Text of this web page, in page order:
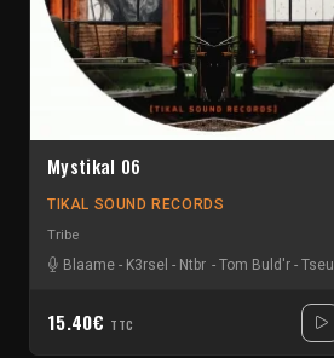
Mystikal 06
TIKAL SOUND RECORDS
Tribe
Blaame - K3rsel - Ntbr - Tom Buld'r - Tseu
15.40€ TTC